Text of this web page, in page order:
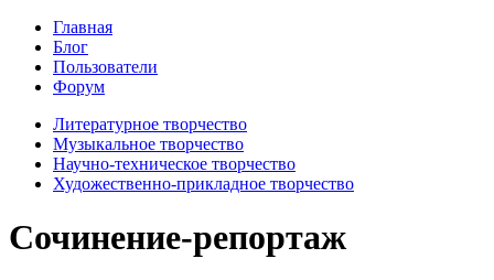
Главная
Блог
Пользователи
Форум
Литературное творчество
Музыкальное творчество
Научно-техническое творчество
Художественно-прикладное творчество
Сочинение-репортаж